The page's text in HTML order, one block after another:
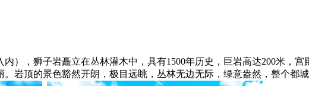
内），狮子岩矗立在丛林灌木中，具有1500年历史，巨岩高达200米，
岩顶的景色豁然开朗，极目远眺，丛林无边无际，绿意盎然，整个都城